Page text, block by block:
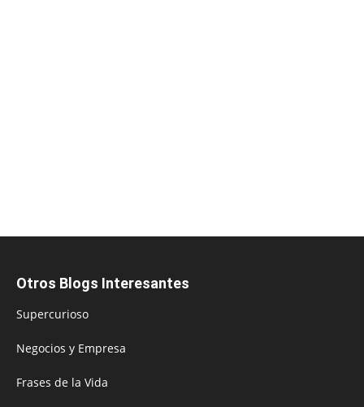
Otros Blogs Interesantes
Supercurioso
Negocios y Empresa
Frases de la Vida